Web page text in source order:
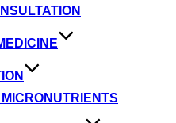
MICRONUTRIENTS